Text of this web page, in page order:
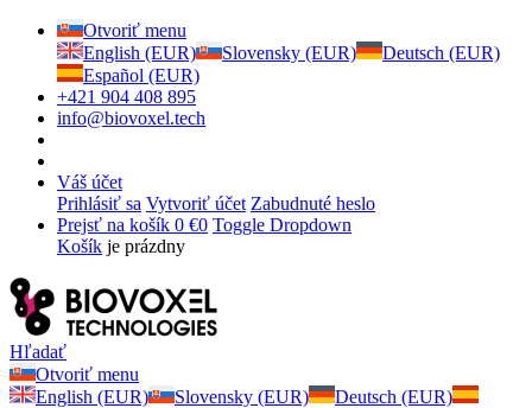
Otvoriť menu
English (EUR)
Slovensky (EUR)
Deutsch (EUR)
Español (EUR)
+421 904 408 895
info@biovoxel.tech
Váš účet
Prihlásiť sa Vytvoriť účet Zabudnuté heslo
Prejsť na košík 0 €0 Toggle Dropdown
Košík je prázdny
Hľadať
Otvoriť menu
English (EUR)
Slovensky (EUR)
Deutsch (EUR)